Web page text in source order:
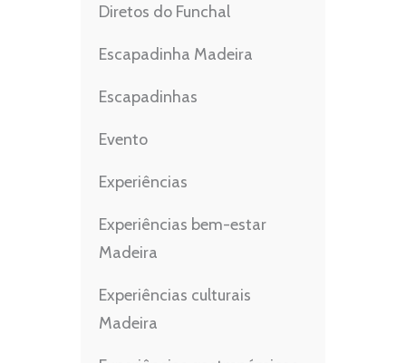
Diretos do Funchal
Escapadinha Madeira
Escapadinhas
Evento
Experiências
Experiências bem-estar
Madeira
Experiências culturais
Madeira